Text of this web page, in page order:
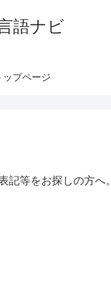
語ナビ
ップページ
等をお探しの方へ。